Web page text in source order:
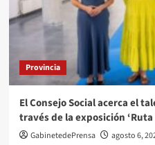
Provincia
El Consejo Social acerca el
través de la exposición ‘Ruta
GabinetedePrensa agosto 6,